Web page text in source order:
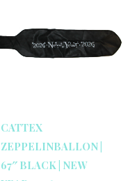
CATTEX
ZEPPELINBALLON |
67″ BLACK | NEW